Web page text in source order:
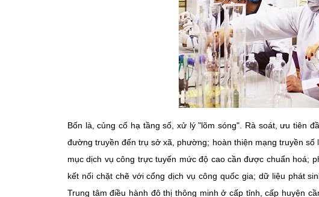
Bốn là, củng cố hạ tầng số, xử lý "lõm sóng". Rà soát, ưu tiên
đường truyền đến trụ sở xã, phường; hoàn thiện mạng truyền
mục dịch vụ công trực tuyến mức độ cao cần được chuẩn hoá;
kết nối chặt chẽ với cổng dịch vụ công quốc gia; dữ liệu phát
Trung tâm điều hành đô thị thông minh ở cấp tỉnh, cấp huyện